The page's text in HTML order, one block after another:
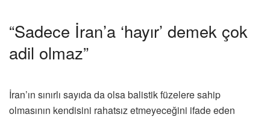
“Sadece İran’a ‘hayır’ demek çok
adil olmaz”
İran’ın sınırlı sayıda da olsa balistik füzelere sahip
olmasının kendisini rahatsız etmeyeceğini ifade eden